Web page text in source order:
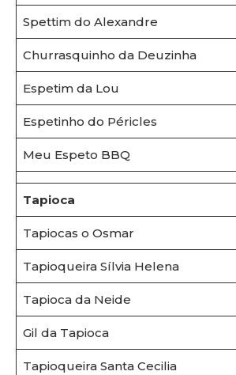
Spettim do Alexandre
Churrasquinho da Deuzinha
Espetim da Lou
Espetinho do Péricles
Meu Espeto BBQ
Tapioca
Tapiocas o Osmar
Tapioqueira Sílvia Helena
Tapioca da Neide
Gil da Tapioca
Tapioqueira Santa Cecilia